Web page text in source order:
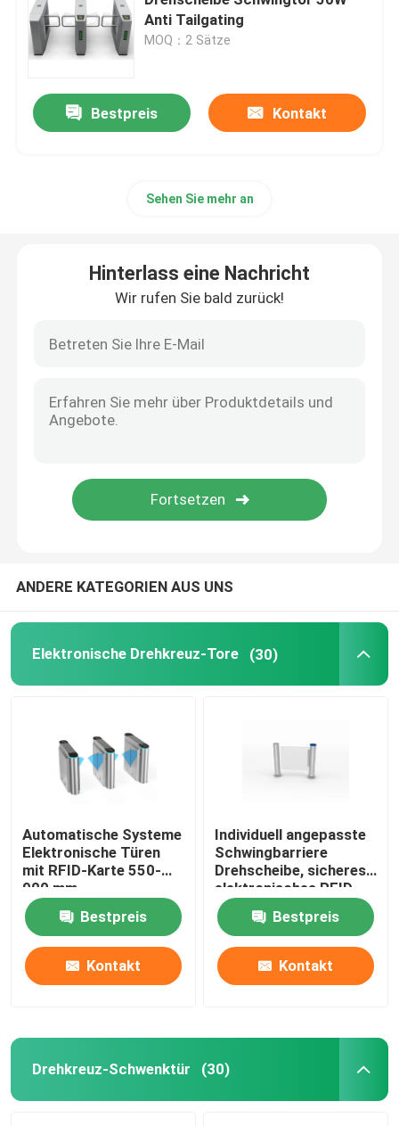
Drehkreuz-Schwenktür
Klappen-Drehkreuz-Tor
Volles Höhendrehkreuz
Zugriffskontrolldrehkreuz
Büro-Sicherheits-Tore
Smart-Door-Zugriffskontrollsystem
Anti Tailgating
MOQ：2 Sätze
Bestpreis Kontakt
Sehen Sie mehr an
Hinterlass eine Nachricht
Wir rufen Sie bald zurück!
ANDERE KATEGORIEN AUS UNS
Elektronische Drehkreuz-Tore (30)
Automatische Systeme
Elektronische Türen
mit RFID-Karte 550-
900 mm
Bestpreis
Kontakt
Individuell angepasste
Schwingbarriere
Drehscheibe, sicheres
elektronisches RFID
Drehscheibe Tor
Bestpreis
Kontakt
Drehkreuz-Schwenktür (30)